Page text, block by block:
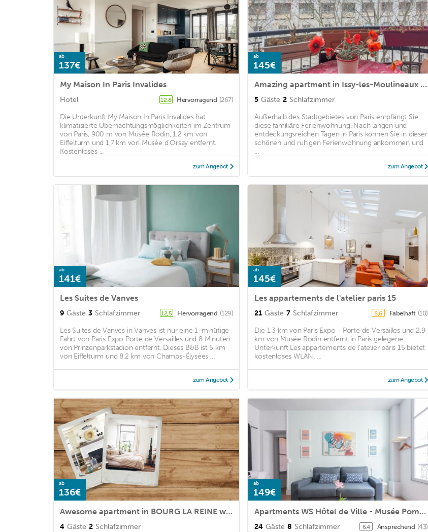
ab
137€
My Maison In Paris Invalides
Hotel 12,8 Hervorragend (267)
Die Unterkunft My Maison In Paris Invalides hat
klimatisierte Übernachtungsmöglichkeiten im Zentrum
von Paris, 900 m von Musée Rodin, 1,2 km von
Eiffelturm und 1,7 km von Musée d'Orsay entfernt.
Kostenloses ...
zum Angebot
ab
145€
Amazing apartment in Issy-les-Moulineaux with WiFi and 2 Bedrooms
5 Gäste 2 Schlafzimmer
Außerhalb des Stadtgebietes von Paris empfängt Sie
diese familiäre Ferienwohnung. Nach langen und
entdeckungsreichen Tagen in Paris können Sie in dieser
schönen und ruhigen Ferienwohnung ankommen und
...
zum Angebot
ab
141€
Les Suites de Vanves
9 Gäste 3 Schlafzimmer 12,5 Hervorragend (129)
Les Suites de Vanves in Vanves ist nur eine 1-minütige
Fahrt von Paris Expo Porte de Versailles und 8 Minuten
von Prinzenparkstadion entfernt. Dieses B&B ist 5 km
von Eiffelturm und 8,2 km von Champs-Élysées ...
zum Angebot
ab
145€
Les appartements de l'atelier paris 15
21 Gäste 7 Schlafzimmer 8,6 Fabelhaft (10)
Die 1,3 km von Paris Expo - Porte de Versailles und 2,9
km von Musée Rodin entfernt in Paris gelegene
Unterkunft Les appartements de l'atelier paris 15 bietet
kostenloses WLAN. ...
zum Angebot
ab
136€
Awesome apartment in BOURG LA REINE with WiFi and 2 Bedrooms
4 Gäste 2 Schlafzimmer
ab
149€
Apartments WS Hôtel de Ville - Musée Pompidou
24 Gäste 8 Schlafzimmer 6,4 Ansprechend (43)